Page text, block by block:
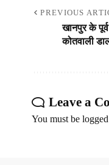
PREVIOUS
खानपुर के
कोतवाली
Leave a
You must be